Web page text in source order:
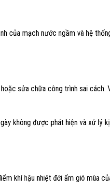
của mạch nước ngầm và hệ
sửa chữa công trình sai cách.
không được phát hiện và xử lý
khí hậu nhiệt đới ẩm gió mùa